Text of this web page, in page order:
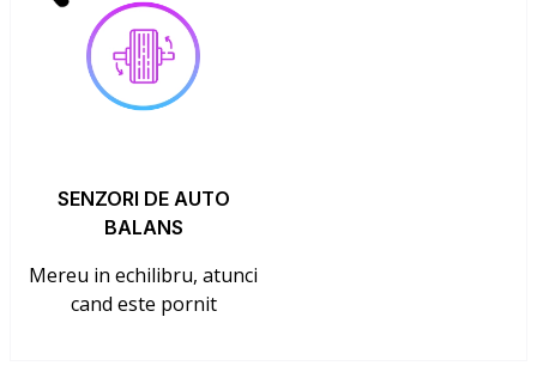
SENZORI DE AUTO
BALANS
Mereu in echilibru, atunci
cand este pornit